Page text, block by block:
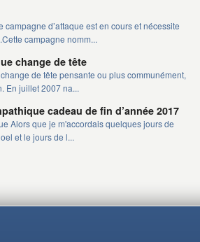
campagne d’attaque est en cours et nécessite
campagne nomm...
change de tête
de tête pensante ou plus communément,
En juillet 2007 na...
cadeau de fin d’année 2017
Alors que je m'accordais quelques jours de
et le jours de l...